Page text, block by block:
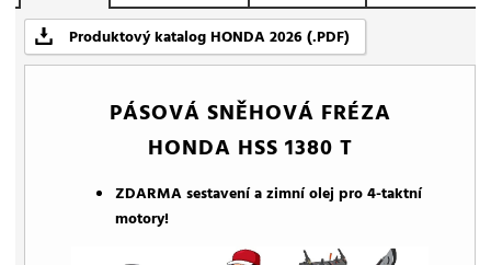
Produktový katalog HONDA 2026 (.PDF)
PÁSOVÁ SNĚHOVÁ FRÉZA
HONDA HSS 1380 T
ZDARMA sestavení a zimní olej pro 4-taktní
motory!